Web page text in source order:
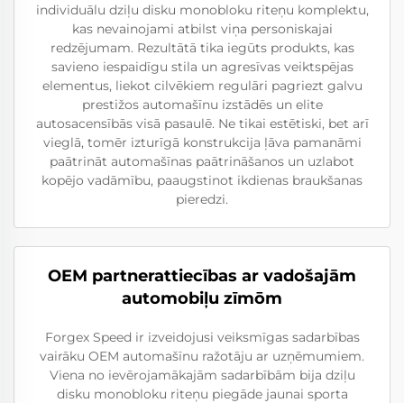
individuālu dziļu disku monobloku riteņu komplektu,
kas nevainojami atbilst viņa personiskajai
redzējumam. Rezultātā tika iegūts produkts, kas
savieno iespaidīgu stila un agresīvas veiktspējas
elementus, liekot cilvēkiem regulāri pagriezt galvu
prestižos automašīnu izstādēs un elite
autosacensībās visā pasaulē. Ne tikai estētiski, bet arī
vieglā, tomēr izturīgā konstrukcija ļāva pamanāmi
paātrināt automašīnas paātrināšanos un uzlabot
kopējo vadāmību, paaugstinot ikdienas braukšanas
pieredzi.
OEM partnerattiecības ar vadošajām
automobiļu zīmōm
Forgex Speed ir izveidojusi veiksmīgas sadarbības
vairāku OEM automašīnu ražotāju ar uzņēmumiem.
Viena no ievērojamākajām sadarbībām bija dziļu
disku monobloku riteņu piegāde jaunai sporta